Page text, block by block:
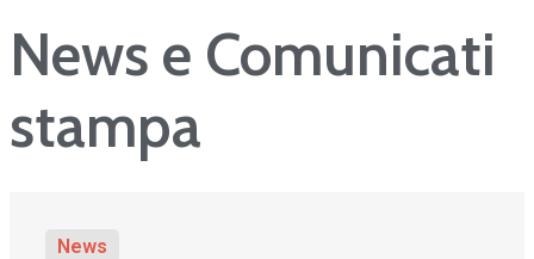
News e Comunicati
stampa
News